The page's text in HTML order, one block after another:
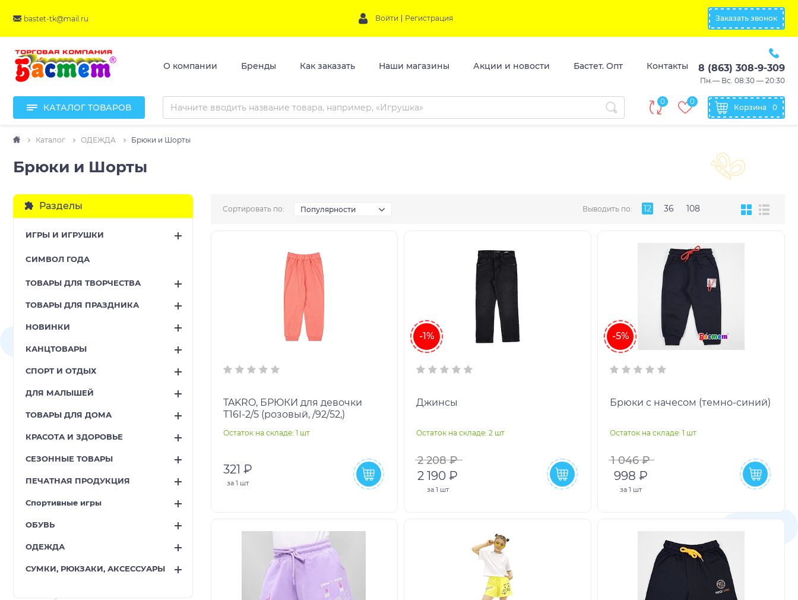
bastet-tk@mail.ru Войти Регистрация Заказать звонок
О компании Бренды Как заказать Наши магазины Акции и новости Бастет. Опт Контакты 8 (863) 308-9-309
Пн.— Вс. 08:30 — 20:30
КАТАЛОГ ТОВАРОВ
0 0
Корзина 0
Каталог ОДЕЖДА Брюки и Шорты
Брюки и Шорты
Разделы
ИГРЫ И ИГРУШКИ
CИМВОЛ ГОДА
ТОВАРЫ ДЛЯ ТВОРЧЕСТВА
ТОВАРЫ ДЛЯ ПРАЗДНИКА
НОВИНКИ
КАНЦТОВАРЫ
СПОРТ И ОТДЫХ
ДЛЯ МАЛЫШЕЙ
ТОВАРЫ ДЛЯ ДОМА
КРАСОТА И ЗДОРОВЬЕ
СЕЗОННЫЕ ТОВАРЫ
ПЕЧАТНАЯ ПРОДУКЦИЯ
Спортивные игры
ОБУВЬ
ОДЕЖДА
СУМКИ, РЮКЗАКИ, АКСЕССУАРЫ
Сортировать по: Популярности Выводить по: 12 36 108
TAKRO, БРЮКИ для девочки
T16I-2/5 (розовый, /92/52,)
Остаток на складе: 1 шт
321 ₽
за 1 шт
-1%
Джинсы
Остаток на складе: 2 шт
2 208 ₽
2 190 ₽
за 1 шт
-5%
Брюки с начесом (темно-синий)
Остаток на складе: 1 шт
1 046 ₽
998 ₽
за 1 шт